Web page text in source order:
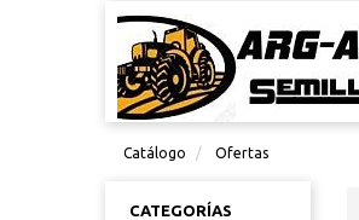
Catálogo Ofertas
CATEGORÍAS